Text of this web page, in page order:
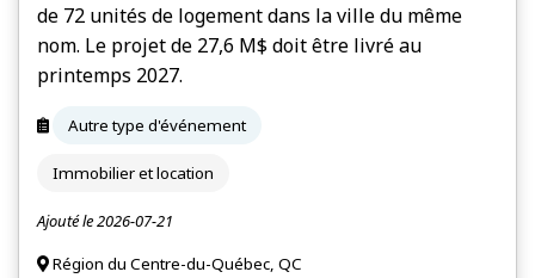
de 72 unités de logement dans la ville du même
nom. Le projet de 27,6 M$ doit être livré au
printemps 2027.
Autre type d'événement
Immobilier et location
Ajouté le 2026-07-21
Région du Centre-du-Québec, QC